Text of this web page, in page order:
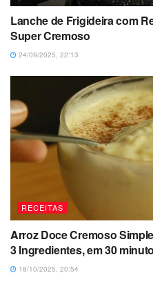
Lanche de Frigideira com
Super Cremoso
24/09/2025, 22:13
RECEITAS
Arroz Doce Cremoso
3 Ingredientes, em 30
18/10/2025, 20:54